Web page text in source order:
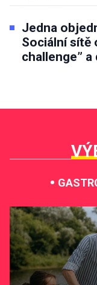
Jedna
Sociální sítě
challenge”